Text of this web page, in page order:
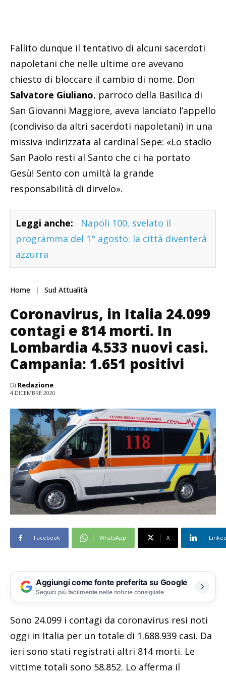
Fallito dunque il tentativo di alcuni sacerdoti
napoletani che nelle ultime ore avevano
chiesto di bloccare il cambio di nome. Don
Salvatore Giuliano, parroco della Basilica di
San Giovanni Maggiore, aveva lanciato l’appello
(condiviso da altri sacerdoti napoletani) in una
missiva indirizzata al cardinal Sepe: «Lo stadio
San Paolo resti al Santo che ci ha portato
Gesù! Sento con umiltà la grande
responsabilità di dirvelo».
Leggi anche:
Napoli 100, svelato il
programma del 1° agosto: la città diventerà
azzurra
Home Sud Attualità
Coronavirus, in Italia 24.099
contagi e 814 morti. In
Lombardia 4.533 nuovi casi.
Campania: 1.651 positivi
Di Redazione
4 DICEMBRE 2020
Facebook WhatsApp X
Aggiungi come fonte preferita su Google
Seguici più facilmente nelle notizie consigliate
Sono 24.099 i contagi da coronavirus resi noti
oggi in Italia per un totale di 1.688.939 casi. Da
ieri sono stati registrati altri 814 morti. Le
vittime totali sono 58.852. Lo afferma il